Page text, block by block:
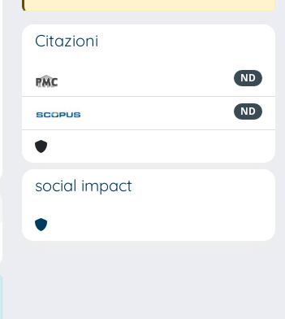
Citazioni
ND
ND
social impact